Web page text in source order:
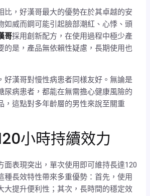
比，好漢哥最大的優勢在於其卓越的安
如威而鋼可能引起臉部潮紅、心悸、頭
哥採用創新配方，在使用過程中極少產
的是，產品無依賴性疑慮，長期使用也
好漢哥對慢性病患者同樣友好。無論是
尿病患者，都能在無需擔心健康風險的
，這點對多年齡層的男性來說至關重
小時持續效力
面表現突出，單次使用即可維持長達120
種長效特性帶來多重優勢：首先，使用
大提升便利性；其次，長時間的穩定效